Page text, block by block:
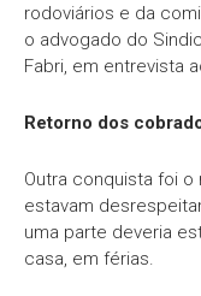
rodoviários e da
o advogado do
Fabri, em entrevista
Retorno dos
Outra conquista foi
estavam
uma parte deveria
casa, em férias.